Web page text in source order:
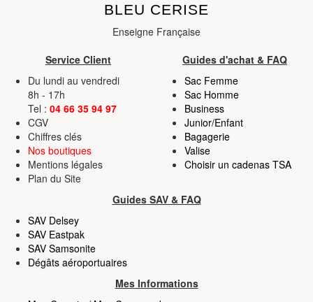
BLEU CERISE
Enseigne Française
Service Client
Guides d'achat & FAQ
Du lundi au vendredi
8h - 17h
Tel : 04 66 35 94 97
CGV
Chiffres clés
Nos boutiques
Mentions légales
Plan du Site
Sac Femme
Sac Homme
Business
Junior/Enfant
Bagagerie
Valise
Choisir un cadenas TSA
Guides SAV & FAQ
SAV Delsey
SAV Eastpak
SAV Samsonite
Dégâts aéroportuaires
Mes Informations